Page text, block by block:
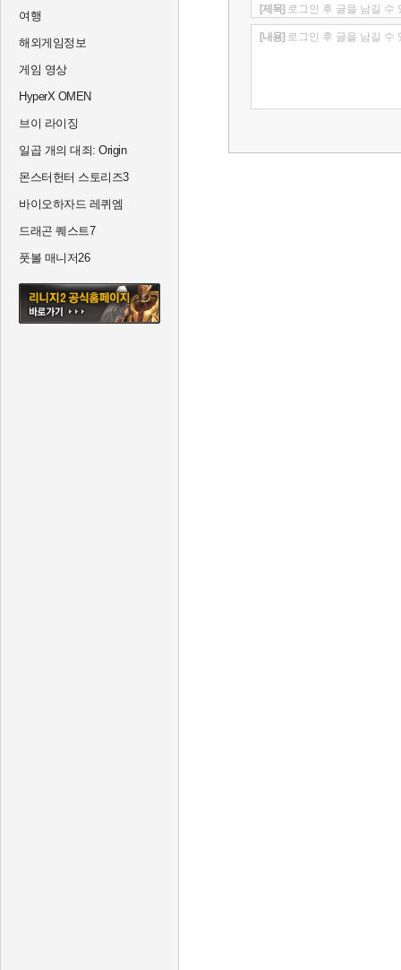
여행
해외게임정보
게임 영상
HyperX OMEN
브이 라이징
일곱 개의 대죄: Origin
몬스터헌터 스토리즈3
바이오하자드 레퀴엠
드래곤 퀘스트7
풋볼 매니저26
[제목] 로그인 후 글을 남길 수
[내용] 로그인 후 글을 남길 수